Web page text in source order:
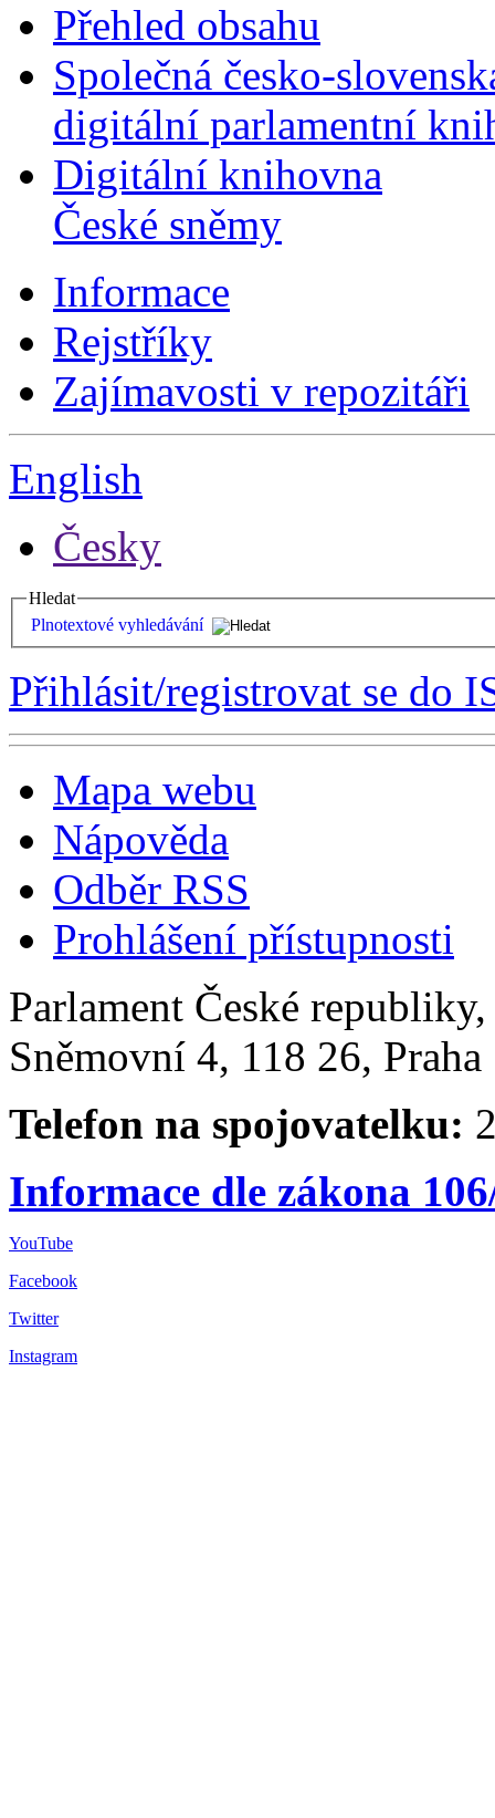
Přehled obsahu
Společná česko-
digitální parlamentní
Digitální knihovna
České sněmy
Informace
Rejstříky
Zajímavosti v repozitáři
English
Česky
Hledat
Plnotextové vyhledávání
Přihlásit/registrovat se do
Mapa webu
Nápověda
Odběr RSS
Prohlášení přístupnosti
Parlament České
Sněmovní 4, 118 26,
Telefon na spojovatelku:
Informace dle zákona
YouTube
Facebook
Twitter
Instagram